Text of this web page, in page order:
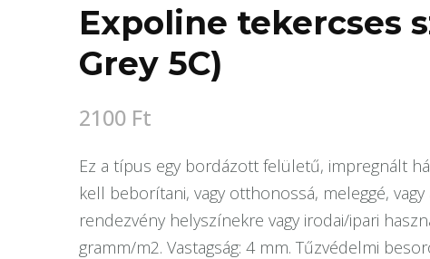
Expoline tekercses
Grey 5C)
2100 Ft
Ez a típus egy bordázott felületű, impregnált
kell beborítani, vagy otthonossá, meleggé,
rendezvény helyszínekre vagy irodai/ipari
gramm/m2. Vastagság: 4 mm. Tűzvédelmi